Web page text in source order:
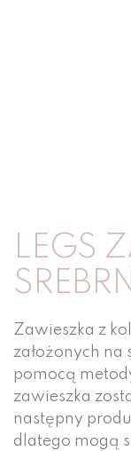
LEGS
Zawieszka z
założonych na
pomocą
zawieszka
następny
dlatego mogą